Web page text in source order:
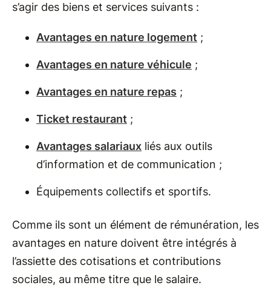
s’agir des biens et services suivants :
Avantages en nature logement ;
Avantages en nature véhicule ;
Avantages en nature repas ;
Ticket restaurant ;
Avantages salariaux liés aux outils
d’information et de communication ;
Équipements collectifs et sportifs.
Comme ils sont un élément de rémunération, les
avantages en nature doivent être intégrés à
l’assiette des cotisations et contributions
sociales, au même titre que le salaire.